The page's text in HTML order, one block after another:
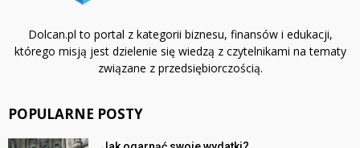
Dolcan.pl to portal z kategorii biznesu, finansów i edukacji,
którego misją jest dzielenie się wiedzą z czytelnikami na tematy
związane z przedsiębiorczością.
POPULARNE POSTY